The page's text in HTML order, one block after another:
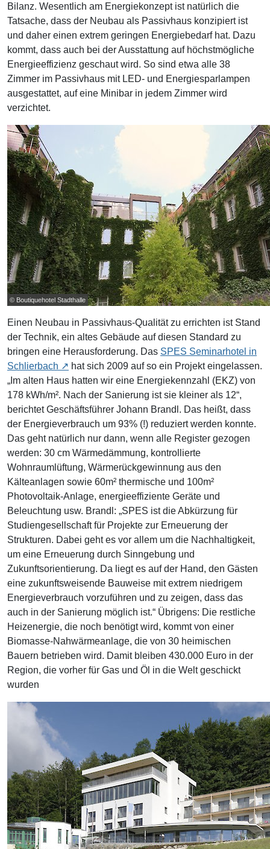
Bilanz. Wesentlich am Energiekonzept ist natürlich die
Tatsache, dass der Neubau als Passivhaus konzipiert ist
und daher einen extrem geringen Energiebedarf hat. Dazu
kommt, dass auch bei der Ausstattung auf höchstmögliche
Energieeffizienz geschaut wird. So sind etwa alle 38
Zimmer im Passivhaus mit LED- und Energiesparlampen
ausgestattet, auf eine Minibar in jedem Zimmer wird
verzichtet.
© Boutiquehotel Stadthalle
Einen Neubau in Passivhaus-Qualität zu errichten ist Stand
der Technik, ein altes Gebäude auf diesen Standard zu
bringen eine Herausforderung. Das SPES Seminarhotel in
Schlierbach
hat sich 2009 auf so ein Projekt eingelassen.
„Im alten Haus hatten wir eine Energiekennzahl (EKZ) von
178 kWh/m². Nach der Sanierung ist sie kleiner als 12“,
berichtet Geschäftsführer Johann Brandl. Das heißt, dass
der Energieverbrauch um 93% (!) reduziert werden konnte.
Das geht natürlich nur dann, wenn alle Register gezogen
werden: 30 cm Wärmedämmung, kontrollierte
Wohnraumlüftung, Wärmerückgewinnung aus den
Kälteanlagen sowie 60m² thermische und 100m²
Photovoltaik-Anlage, energieeffiziente Geräte und
Beleuchtung usw. Brandl: „SPES ist die Abkürzung für
Studiengesellschaft für Projekte zur Erneuerung der
Strukturen. Dabei geht es vor allem um die Nachhaltigkeit,
um eine Erneuerung durch Sinngebung und
Zukunftsorientierung. Da liegt es auf der Hand, den Gästen
eine zukunftsweisende Bauweise mit extrem niedrigem
Energieverbrauch vorzuführen und zu zeigen, dass das
auch in der Sanierung möglich ist.“ Übrigens: Die restliche
Heizenergie, die noch benötigt wird, kommt von einer
Biomasse-Nahwärmeanlage, die von 30 heimischen
Bauern betrieben wird. Damit bleiben 430.000 Euro in der
Region, die vorher für Gas und Öl in die Welt geschickt
wurden